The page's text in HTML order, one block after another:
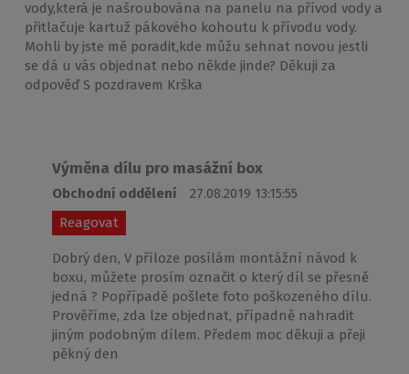
vody,která je našroubována na panelu na přívod vody a
přitlačuje kartuž pákového kohoutu k přívodu vody.
Mohli by jste mě poradit,kde můžu sehnat novou jestli
se dá u vás objednat nebo někde jinde? Děkuji za
odpověď S pozdravem Krška
Výměna dílu pro masážní box
Obchodní oddělení
27.08.2019 13:15:55
Reagovat
Dobrý den, V příloze posílám montážní návod k
boxu, můžete prosím označit o který díl se přesně
jedná ? Popřípadě pošlete foto poškozeného dílu.
Prověříme, zda lze objednat, případně nahradit
jiným podobným dílem. Předem moc děkuji a přeji
pěkný den